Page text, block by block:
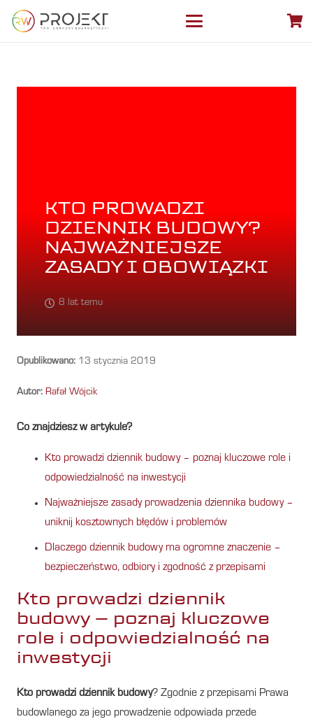
KTO PROWADZI
DZIENNIK BUDOWY?
NAJWAŻNIEJSZE
ZASADY I OBOWIĄZKI
8 lat temu
Opublikowano: 13 stycznia 2019
Autor: Rafał Wójcik
Co znajdziesz w artykule?
Kto prowadzi dziennik budowy – poznaj kluczowe role i
odpowiedzialność na inwestycji
Najważniejsze zasady prowadzenia dziennika budowy –
uniknij kosztownych błędów i problemów
Dlaczego dziennik budowy ma ogromne znaczenie –
bezpieczeństwo, odbiory i zgodność z przepisami
Kto prowadzi dziennik
budowy – poznaj kluczowe
role i odpowiedzialność na
inwestycji
Kto prowadzi dziennik budowy? Zgodnie z przepisami Prawa
budowlanego za jego prowadzenie odpowiada przede